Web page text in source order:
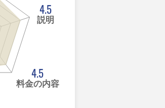
4.5
説明
4.5
料金の内容